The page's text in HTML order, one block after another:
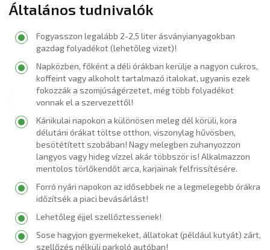
Általános tudnivalók
Fogyasszon legalább 2-2,5 liter ásványianyagokban
gazdag folyadékot (lehetőleg vizet)!
Napközben, főként a déli órákban kerülje a nagyon cukros,
koffeint vagy alkoholt tartalmazó italokat, ugyanis ezek
fokozzák a szomjúságérzetet, még több folyadékot
vonnak el a szervezettől!
Kánikulai napokon a különösen meleg dél körüli, kora
délutáni órákat töltse otthon, viszonylag hűvösben,
besötétített szobában! Nagy melegben zuhanyozzon
langyos vagy hideg vízzel akár többször is! Alkalmazzon
mentolos törlőkendőt arca, karjainak felfrissítésére.
Forró nyári napokon az idősebbek ne a legmelegebb órákra
időzítsék a piaci bevásárlást!
Lehetőleg éjjel szellőztessenek!
Sose hagyjon gyermekeket, állatokat (például kutyát) zárt,
szellőzés nélküli parkoló autóban!